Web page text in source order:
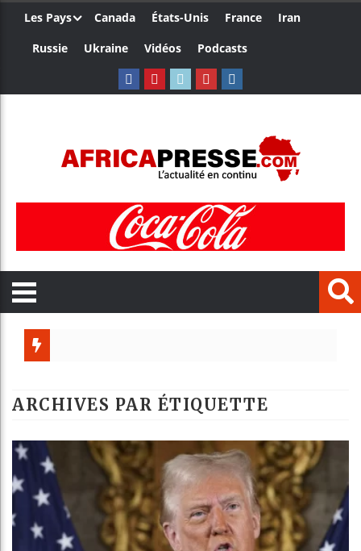
Les Pays Canada États-Unis France
Iran
Russie
Ukraine Vidéos Podcasts
ARCHIVES PAR ÉTIQUETTE